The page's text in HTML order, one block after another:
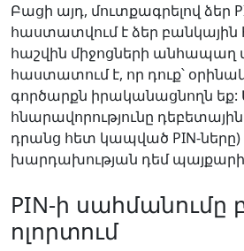
Բացի այդ, մուտքագրելով ձեր
հաստատվում է ձեր
հաշվին միջոցների
հաստատում է, որ դուք՝
գործարքն իրականացնողն եք:
հնարավորությունը
դրանց հետ կապված PIN-ները)
խարդախության դեմ պայքարի
PIN-ի սահմանումը
ոլորտում